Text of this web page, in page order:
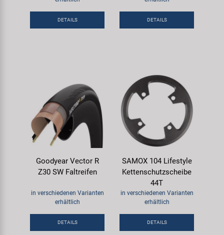
DETAILS DETAILS
Goodyear Vector R
Z30 SW Faltreifen
in verschiedenen Varianten
erhältlich
DETAILS
SAMOX 104 Lifestyle
Kettenschutzscheibe
44T
in verschiedenen Varianten
erhältlich
DETAILS